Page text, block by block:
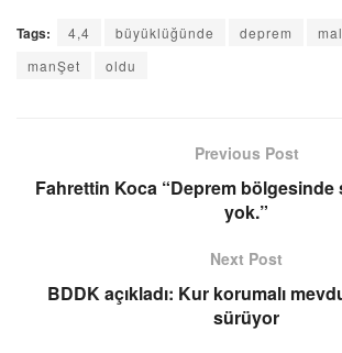
Tags: 4,4 büyüklüğünde deprem
manŞet
oldu
Previous Post
Fahrettin Koca “Deprem bölgesinde
yok.”
Next Post
BDDK açıkladı: Kur korumalı
sürüyor